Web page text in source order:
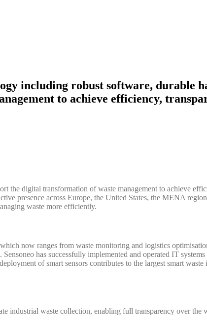
including robust software, durable
to achieve efficiency,
the digital transformation of waste management to achieve
presence across Europe, the United States, the MENA
waste more efficiently.
now ranges from waste monitoring and logistics
has successfully implemented and operated IT
of smart sensors contributes to the largest smart
industrial waste collection, enabling full transparency over the